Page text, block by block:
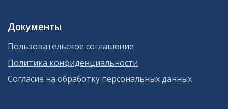
Документы
Пользовательское соглашение
Политика конфиденциальности
Согласие на обработку персональных данных